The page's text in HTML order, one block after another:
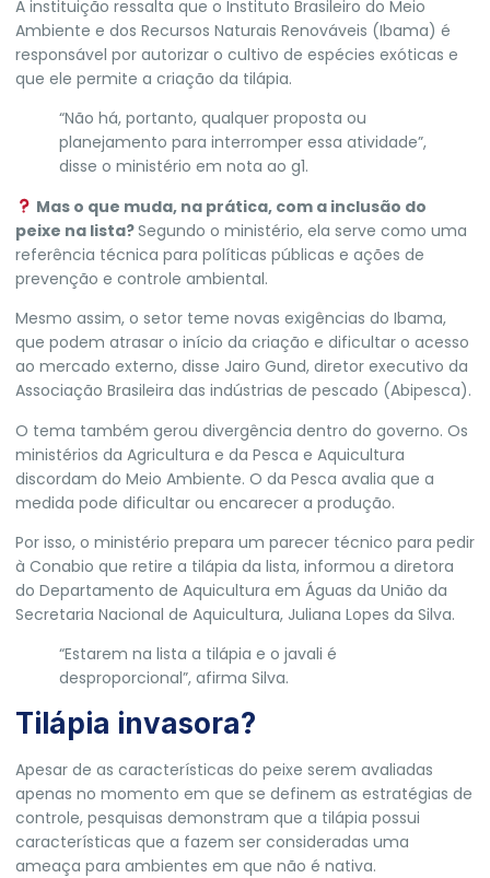
A instituição ressalta que o Instituto Brasileiro do Meio
Ambiente e dos Recursos Naturais Renováveis (Ibama) é
responsável por autorizar o cultivo de espécies exóticas e
que ele permite a criação da tilápia.
“Não há, portanto, qualquer proposta ou
planejamento para interromper essa atividade”,
disse o ministério em nota ao g1.
Mas o que muda, na prática, com a inclusão do
peixe na lista?Segundo o ministério, ela serve como uma
referência técnica para políticas públicas e ações de
prevenção e controle ambiental.
Mesmo assim, o setor teme novas exigências do Ibama,
que podem atrasar o início da criação e dificultar o acesso
ao mercado externo, disse Jairo Gund, diretor executivo da
Associação Brasileira das indústrias de pescado (Abipesca).
O tema também gerou divergência dentro do governo. Os
ministérios da Agricultura e da Pesca e Aquicultura
discordam do Meio Ambiente. O da Pesca avalia que a
medida pode dificultar ou encarecer a produção.
Por isso, o ministério prepara um parecer técnico para pedir
à Conabio que retire a tilápia da lista, informou a diretora
do Departamento de Aquicultura em Águas da União da
Secretaria Nacional de Aquicultura, Juliana Lopes da Silva.
“Estarem na lista a tilápia e o javali é
desproporcional”, afirma Silva.
Tilápia invasora?
Apesar de as características do peixe serem avaliadas
apenas no momento em que se definem as estratégias de
controle, pesquisas demonstram que a tilápia possui
características que a fazem ser consideradas uma
ameaça para ambientes em que não é nativa.